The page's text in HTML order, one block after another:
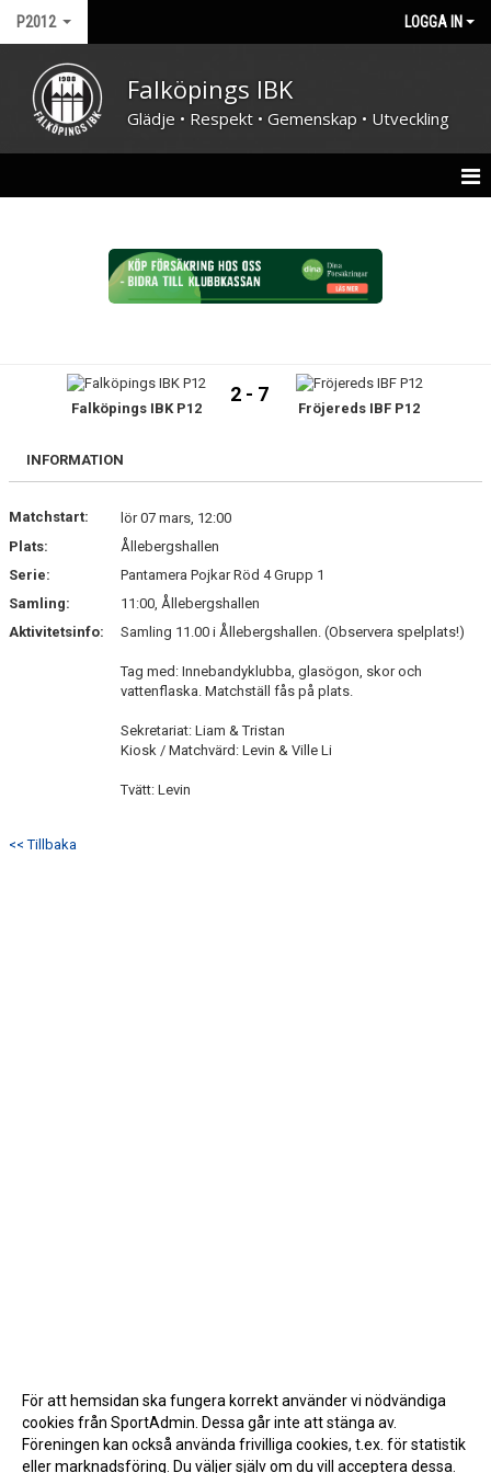
P2012 LOGGA IN
Falköpings IBK
Glädje • Respekt • Gemenskap • Utveckling
MATCHER
BILDGALLERI
KONTAKT
Falköpings IBK P12
2 - 7
Fröjereds IBF P12
INFORMATION
Matchstart:
lör 07 mars, 12:00
Plats:
Ållebergshallen
Serie:
Pantamera Pojkar Röd 4 Grupp 1
Samling:
11:00, Ållebergshallen
Aktivitetsinfo:
Samling 11.00 i Ållebergshallen. (Observera spelplats!)
Tag med: Innebandyklubba, glasögon, skor och
vattenflaska. Matchställ fås på plats.
Sekretariat: Liam & Tristan
Kiosk / Matchvärd: Levin & Ville Li
Tvätt: Levin
<< Tillbaka
För att hemsidan ska fungera korrekt använder vi nödvändiga
cookies från SportAdmin. Dessa går inte att stänga av.
Föreningen kan också använda frivilliga cookies, t.ex. för statistik
eller marknadsföring. Du väljer själv om du vill acceptera dessa.